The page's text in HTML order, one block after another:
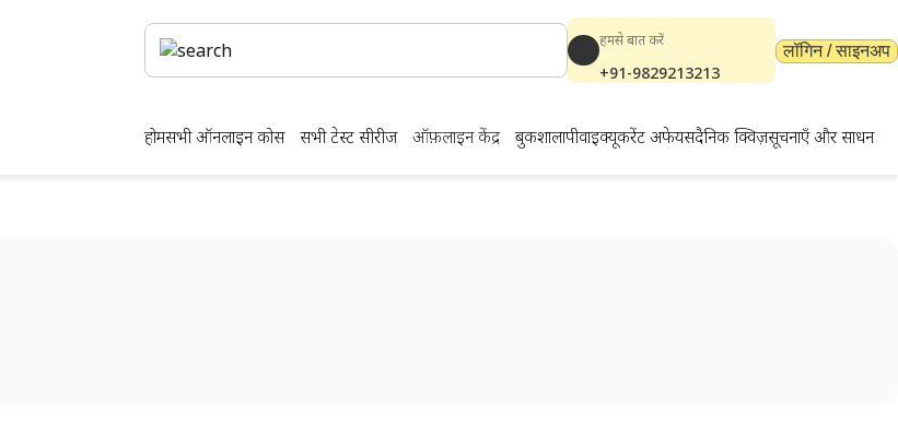
हमसे बात करें
+91-9829213213
लॉगिन / साइनअप
होमसभी ऑनलाइन कोर्स सभी टेस्ट सीरीज ऑफ़लाइन केंद्र बुकशालापीवाईक्यूकरेंट अफेयर्सदैनिक क्विज़सूचनाएँ और साधन